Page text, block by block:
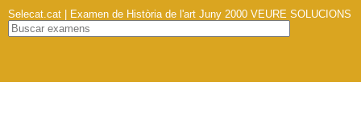
Selecat.cat | Examen de Història de l'art Juny 2000 VEURE SOLUCIONS